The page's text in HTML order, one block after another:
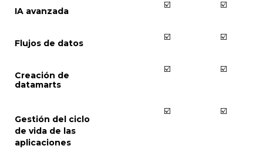
IA avanzada
☑️ ☑️
Flujos de datos
☑️ ☑️
Creación de
datamarts
☑️ ☑️
Gestión del ciclo
de vida de las
aplicaciones
☑️ ☑️